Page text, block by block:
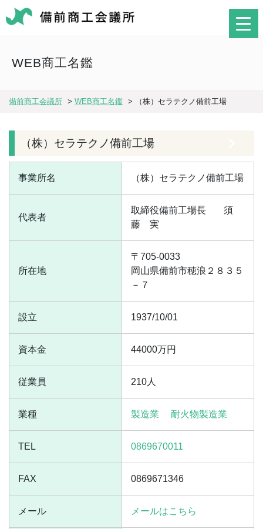
WEB商工名鑑
備前商工会議所 > WEB商工名鑑 > （株）セラテクノ備前工場
（株）セラテクノ備前工場
事業所名 （株）セラテクノ備前工場
代表者
取締役備前工場長
須
藤 実
所在地
〒705-0033
岡山県備前市穂浪２８３５
－７
設立 1937/10/01
資本金 44000万円
従業員 210人
業種 製造業 耐火物製造業
TEL 0869670011
FAX 0869671346
メール メールはこちら